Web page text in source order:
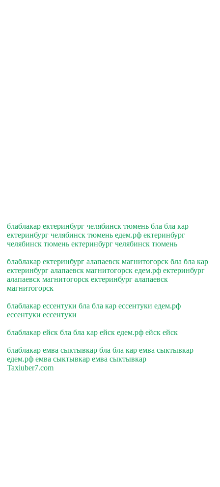
блаблакар ектеринбург челябинск тюмень бла бла кар
ектеринбург челябинск тюмень едем.рф ектеринбург
челябинск тюмень ектеринбург челябинск тюмень
блаблакар ектеринбург алапаевск магнитогорск бла бла кар
ектеринбург алапаевск магнитогорск едем.рф ектеринбург
алапаевск магнитогорск ектеринбург алапаевск
магнитогорск
блаблакар ессентуки бла бла кар ессентуки едем.рф
ессентуки ессентуки
блаблакар ейск бла бла кар ейск едем.рф ейск ейск
блаблакар емва сыктывкар бла бла кар емва сыктывкар
едем.рф емва сыктывкар емва сыктывкар
Taxiuber7.com